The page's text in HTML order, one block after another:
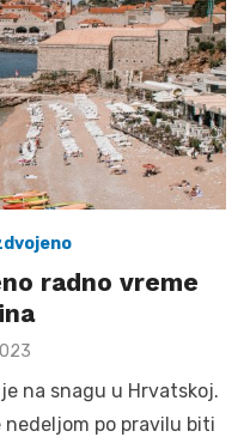
radno vreme
na snagu u Hrvatskoj.
po pravilu biti